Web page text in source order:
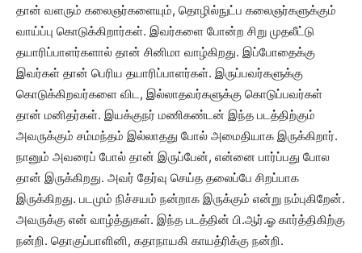
தான் வளரும் கலைஞர்களையும், தொழில்நுட்ப கலைஞர்களுக்கும்
வாய்ப்பு கொடுக்கிறார்கள். இவர்களை போன்ற சிறு முதலீட்டு
தயாரிப்பாளர்களால் தான் சினிமா வாழ்கிறது. இப்போதைக்கு
இவர்கள் தான் பெரிய தயாரிப்பாளர்கள். இருப்பவர்களுக்கு
கொடுக்கிறவர்களை விட, இல்லாதவர்களுக்கு கொடுப்பவர்கள்
தான் மனிதர்கள். இயக்குநர் மணிகண்டன் இந்த படத்திற்கும்
அவருக்கும் சம்மந்தம் இல்லாதது போல் அமைதியாக இருக்கிறார்.
நானும் அவரைப் போல் தான் இருப்பேன், என்னை பார்ப்பது போல
தான் இருக்கிறது. அவர் தேர்வு செய்த தலைப்பே சிறப்பாக
இருக்கிறது. படமும் நிச்சயம் நன்றாக இருக்கும் என்று நம்புகிறேன்.
அவருக்கு என் வாழ்த்துகள். இந்த படத்தின் பி.ஆர்.ஓ கார்த்திகிற்கு
நன்றி. தொகுப்பாளினி, கதாநாயகி காயத்ரிக்கு நன்றி.